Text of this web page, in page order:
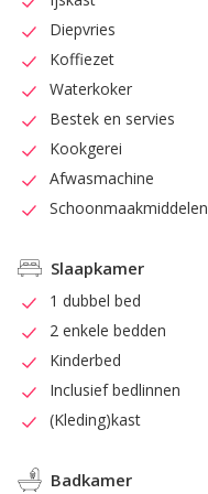
Diepvries
Koffiezet
Waterkoker
Bestek en servies
Kookgerei
Afwasmachine
Schoonmaakmiddelen
Slaapkamer
1 dubbel bed
2 enkele bedden
Kinderbed
Inclusief bedlinnen
(Kleding)kast
Badkamer